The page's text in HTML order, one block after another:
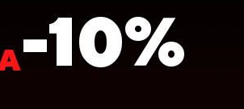
-20%